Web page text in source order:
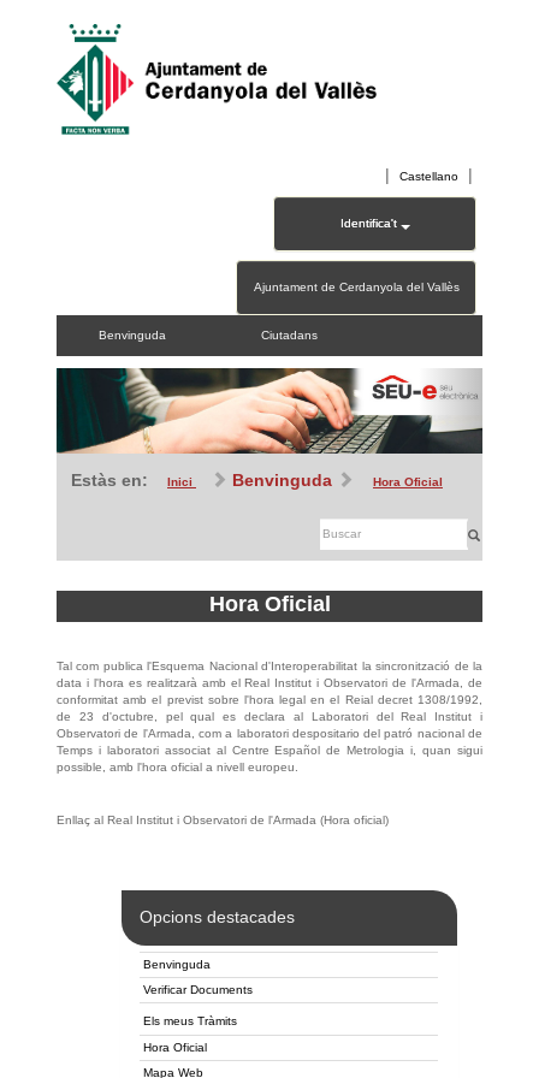
| Castellano |
Identifica't
Ajuntament de Cerdanyola del Vallès
Benvinguda Ciutadans
Previous
Estàs en: Inici Benvinguda Hora Oficial
Hora Oficial
Tal com publica l'Esquema Nacional d'Interoperabilitat la sincronització de la
data i l'hora es realitzarà amb el Real Institut i Observatori de l'Armada, de
conformitat amb el previst sobre l'hora legal en el Reial decret 1308/1992,
de 23 d'octubre, pel qual es declara al Laboratori del Real Institut i
Observatori de l'Armada, com a laboratori despositario del patró nacional de
Temps i laboratori associat al Centre Español de Metrologia i, quan sigui
possible, amb l'hora oficial a nivell europeu.
Enllaç al Real Institut i Observatori de l'Armada (Hora oficial)
Opcions destacades
Benvinguda
Verificar Documents
Els meus Tràmits
Hora Oficial
Mapa Web